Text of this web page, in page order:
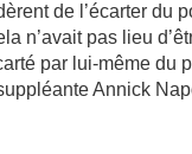
de l’écarter du
n’avait pas lieu
par lui-même du
Annick